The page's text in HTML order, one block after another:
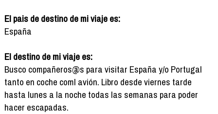
El pais de destino de mi viaje es:
España
El destino de mi viaje es:
Busco compañeros@s para visitar España y/o Portugal
tanto en coche coml avión. Libro desde viernes tarde
hasta lunes a la noche todas las semanas para poder
hacer escapadas.